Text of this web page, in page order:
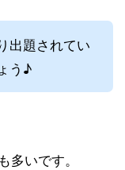
出題されてい
う♪
いです。